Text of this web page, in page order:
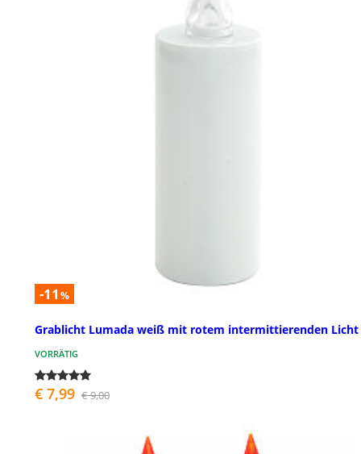
-11 %
Grablicht Lumada weiß mit rotem intermittierenden Licht
VORRÄTIG
€ 7,99 € 9,00